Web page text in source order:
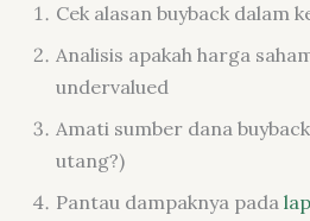
Cek alasan buyback dalam
Analisis apakah harga
undervalued
Amati sumber dana
utang?)
Pantau dampaknya pada